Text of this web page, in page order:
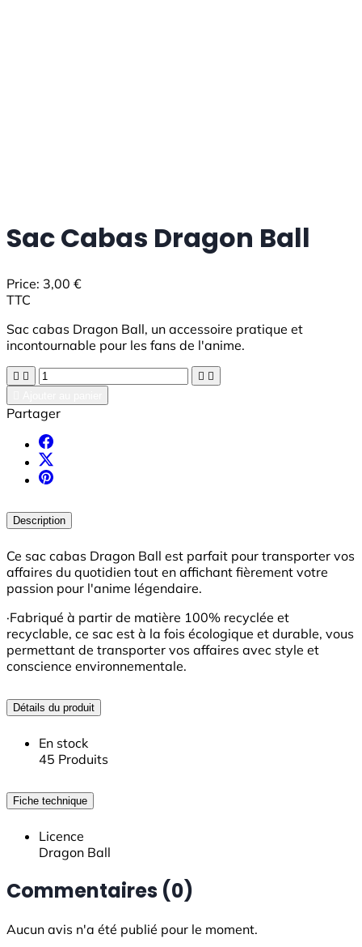
Sac Cabas Dragon Ball
Price: 3,00 €
TTC
Sac cabas Dragon Ball, un accessoire pratique et
incontournable pour les fans de l'anime.
   
Partager
Description
Ce sac cabas Dragon Ball est parfait pour transporter vos
affaires du quotidien tout en affichant fièrement votre
passion pour l'anime légendaire.
·Fabriqué à partir de matière 100% recyclée et
recyclable, ce sac est à la fois écologique et durable, vous
permettant de transporter vos affaires avec style et
conscience environnementale.
Détails du produit
En stock
45 Produits
Fiche technique
Licence
Dragon Ball
Commentaires (0)
Aucun avis n'a été publié pour le moment.